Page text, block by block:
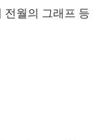
전월의 그래프 등